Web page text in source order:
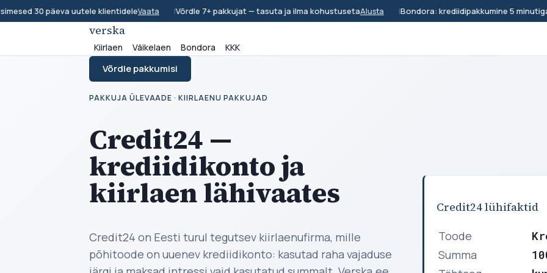
30 päeva uutele klientideleVaata Võrdle 7+ pakkujat — tasuta ja ilma kohustusetaAlusta Bondora: krediidipakkumine 5 minutiga
verska
Kiirlaen Väikelaen Bondora KKK
Võrdle pakkumisi
PAKKUJA ÜLEVAADE · KIIRLAENU PAKKUJAD
Credit24 —
krediidikonto ja
kiirlaen lähivaates
Credit24 on Eesti turul tegutsev kiirlaenufirma, mille
põhitoode on uuenev krediidikonto: kasutad raha vajaduse
Credit24 lühifaktid
Toode
Summa